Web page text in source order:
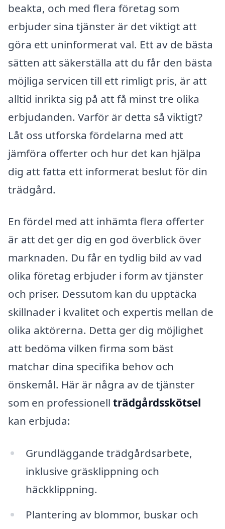
beakta, och med flera företag som
erbjuder sina tjänster är det viktigt att
göra ett uninformerat val. Ett av de bästa
sätten att säkerställa att du får den bästa
möjliga servicen till ett rimligt pris, är att
alltid inrikta sig på att få minst tre olika
erbjudanden. Varför är detta så viktigt?
Låt oss utforska fördelarna med att
jämföra offerter och hur det kan hjälpa
dig att fatta ett informerat beslut för din
trädgård.
En fördel med att inhämta flera offerter
är att det ger dig en god överblick över
marknaden. Du får en tydlig bild av vad
olika företag erbjuder i form av tjänster
och priser. Dessutom kan du upptäcka
skillnader i kvalitet och expertis mellan de
olika aktörerna. Detta ger dig möjlighet
att bedöma vilken firma som bäst
matchar dina specifika behov och
önskemål. Här är några av de tjänster
som en professionell trädgårdsskötsel
kan erbjuda:
Grundläggande trädgårdsarbete,
inklusive gräsklippning och
häckklippning.
Plantering av blommor, buskar och